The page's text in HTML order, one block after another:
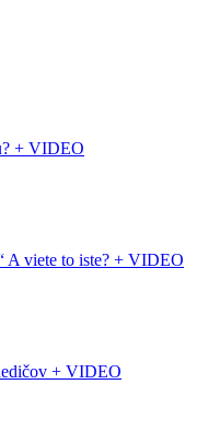
+ VIDEO
A viete to iste? + VIDEO
+ VIDEO